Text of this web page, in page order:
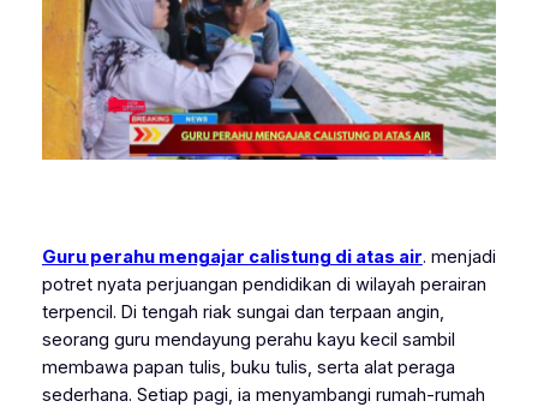
Guru perahu mengajar calistung di atas air. menjadi
potret nyata perjuangan pendidikan di wilayah perairan
terpencil. Di tengah riak sungai dan terpaan angin,
seorang guru mendayung perahu kayu kecil sambil
membawa papan tulis, buku tulis, serta alat peraga
sederhana. Setiap pagi, ia menyambangi rumah-rumah